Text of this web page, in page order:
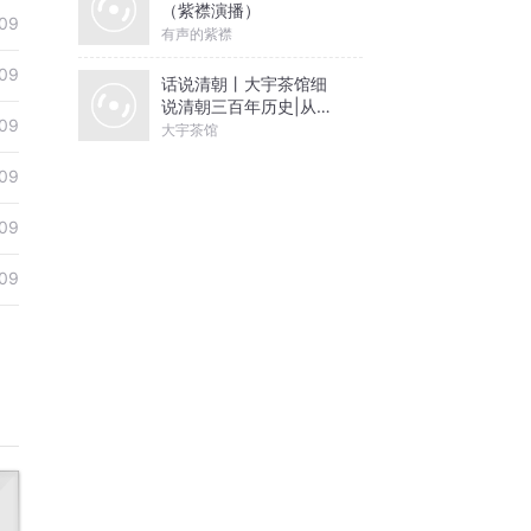
（紫襟演播）
有声的紫襟
话说清朝丨大宇茶馆细
说清朝三百年历史|从努
尔哈赤到末代皇帝溥仪|
大宇茶馆